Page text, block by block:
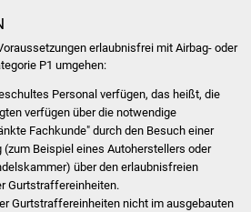
Lebenslagen
Formulare
Bürgerinfos
Bildung
erlaubnisfrei mit Airbag- oder
P1 umgehen:
Personal verfügen, das heißt, die
verfügen über die notwendige
Fachkunde" durch den Besuch einer
Beispiel eines Autoherstellers oder
über den erlaubnisfreien
Gurtstraffereinheiten.
Gurtstraffereinheiten nicht im ausgebauten